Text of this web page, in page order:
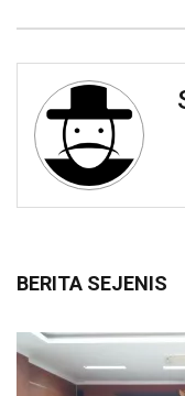
BERITA SEJENIS